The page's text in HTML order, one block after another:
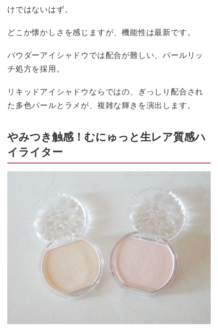
けではないはず。
どこか懐かしさを感じますが、機能性は最新です。
パウダーアイシャドウでは配合が難しい、パールリッ
チ処方を採用。
リキッドアイシャドウならではの、ぎっしり配合され
た多色パールとラメが、複雑な輝きを演出します。
やみつき触感！むにゅっと生レア質感ハ
イライター